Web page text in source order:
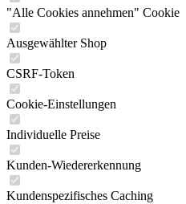
"Alle Cookies annehmen" Cookie
Ausgewählter Shop
CSRF-Token
Cookie-Einstellungen
Individuelle Preise
Kunden-Wiedererkennung
Kundenspezifisches Caching